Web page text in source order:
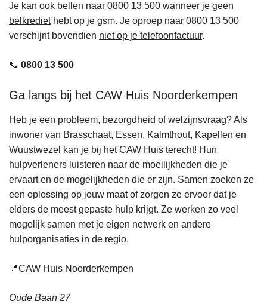
Je kan ook bellen naar 0800 13 500 wanneer je geen
belkrediethebt op je gsm. Je oproep naar 0800 13 500
verschijnt bovendien niet op je telefoonfactuur.
📞 0800 13 500
Ga langs bij het CAW Huis Noorderkempen
Heb je een probleem, bezorgdheid of welzijnsvraag? Als
inwoner van Brasschaat, Essen, Kalmthout, Kapellen en
Wuustwezel kan je bij het CAW Huis terecht! Hun
hulpverleners luisteren naar de moeilijkheden die je
ervaart en de mogelijkheden die er zijn. Samen zoeken ze
een oplossing op jouw maat of zorgen ze ervoor dat je
elders de meest gepaste hulp krijgt. Ze werken zo veel
mogelijk samen met je eigen netwerk en andere
hulporganisaties in de regio.
📍CAW Huis Noorderkempen
Oude Baan 27